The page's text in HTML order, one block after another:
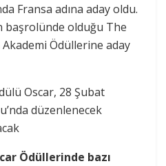
Fransa adına aday oldu.
başrolünde olduğu The
Ödüllerine aday
Oscar, 28 Şubat
düzenlenecek
Ödüllerinde bazı